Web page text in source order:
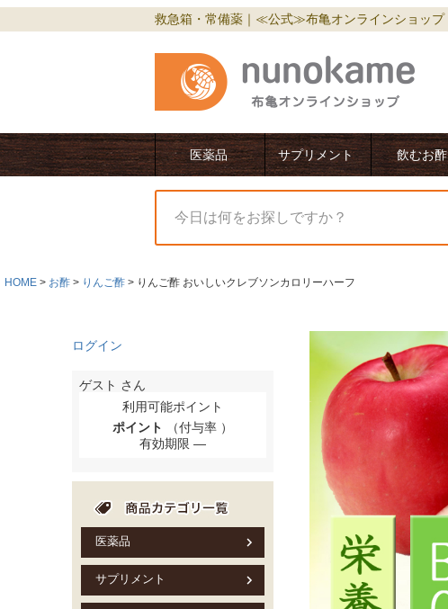
救急箱・常備薬｜≪公式≫布亀オンラインショップ
医薬品 サプリメント 飲むお酢
HOME お酢 りんご酢 りんご酢 おいしいクレブソンカロリーハーフ
ログイン
ゲスト さん
利用可能ポイント
ポイント
（付与率 ）
有効期限
医薬品
サプリメント